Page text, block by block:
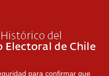
para confirmar que